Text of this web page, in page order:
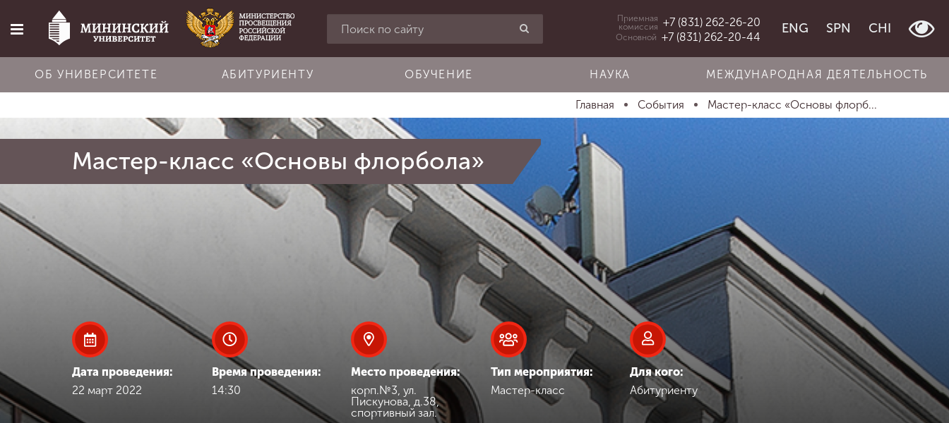
Главная
Об университете
Обучение
Международная
деятельность
Другие виды
деятельности
Приемная
комиссия +7 (831) 262-26-20
Основной +7 (831) 262-20-44
ENG SPN CHI
ОБ УНИВЕРСИТЕТЕ АБИТУРИЕНТУ ОБУЧЕНИЕ НАУКА МЕЖДУНАРОДНАЯ ДЕЯТЕЛЬНОСТЬ
Главная События Мастер-класс «Основы флорб...
Мастер-класс «Основы флорбола»
Дата проведения:
22 март 2022
Время проведения:
14:30
Место проведения:
корп.№3, ул.
Пискунова, д.38,
спортивный зал.
Тип мероприятия:
Мастер-класс
Для кого:
Абитуриенту